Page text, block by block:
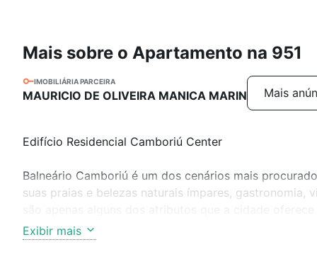
Mais sobre o Apartamento na 951
IMOBILIÁRIA PARCEIRA
MAURICIO DE OLIVEIRA MANICA MARIN Mais
Edifício Residencial Camboriú Center
Balneário Camboriú é um dos cenários mais
suas praias e belezas naturais ímpares, gastronomia,
Camboriú é ter um mundo de possibilidades. Aqui
vida.
Exibir mais